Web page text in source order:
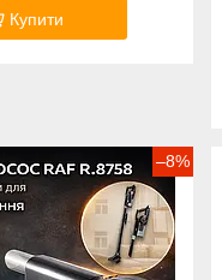
Купити
–8%